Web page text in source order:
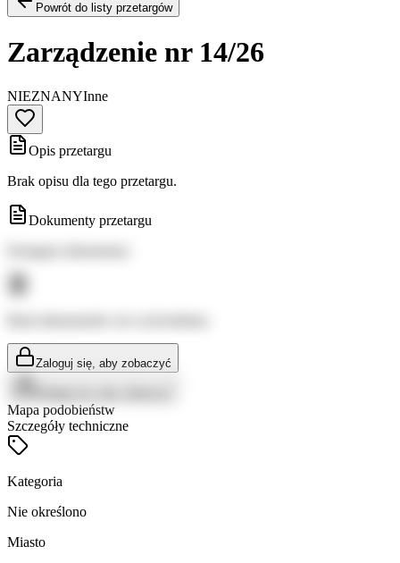
Powrót do listy przetargów
Zarządzenie nr 14/26
NIEZNANYInne
Opis przetargu
Brak opisu dla tego przetargu.
Dokumenty przetargu
Zaloguj się, aby zobaczyć
Mapa podobieństw
Szczegóły techniczne
Kategoria
Nie określono
Miasto